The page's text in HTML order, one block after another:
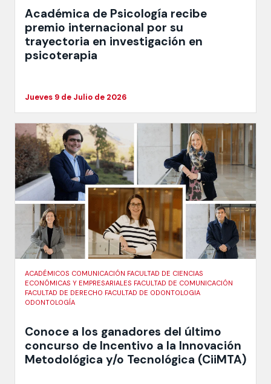
Académica de Psicología recibe
premio internacional por su
trayectoria en investigación en
psicoterapia
Jueves 9 de Julio de 2026
ACADÉMICOS COMUNICACIÓN FACULTAD DE CIENCIAS
ECONÓMICAS Y EMPRESARIALES FACULTAD DE COMUNICACIÓN
FACULTAD DE DERECHO FACULTAD DE ODONTOLOGIA
ODONTOLOGÍA
Conoce a los ganadores del último
concurso de Incentivo a la Innovación
Metodológica y/o Tecnológica (CiiMTA)